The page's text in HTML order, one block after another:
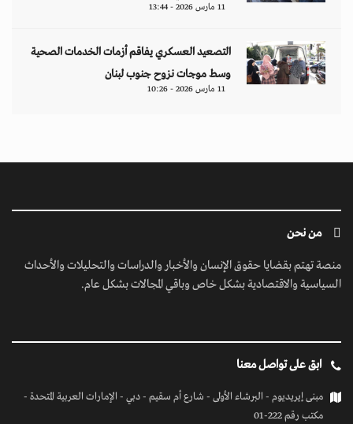
11 مارس 2026 - 13:44
التصعيد العسكري يفاقم أزمات الخدمات الصحية
وسط موجات نزوح جنوب لبنان
11 مارس 2026 - 10:26
من نحن
منصة تهتم بقضايا حقوق الإنسان والأخبار والدراسات والتحليلات والأحداث
السياسية والاقتصادية بشكل خاص وباقي المجالات بشكل عام.
ابق على تواصل معنا
مبنى إيريديوم - البرشاء الأولى - شارع أم سقيم - دبي - الإمارات العربية المتحدة -
مكتب رقم 222-01